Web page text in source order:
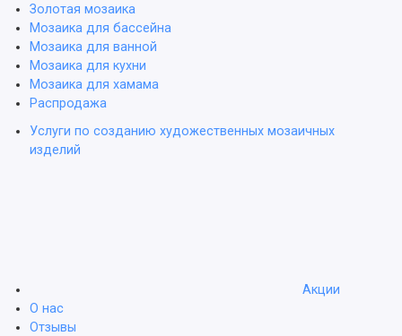
Золотая мозаика
Мозаика для бассейна
Мозаика для ванной
Мозаика для кухни
Мозаика для хамама
Распродажа
Услуги по созданию художественных мозаичных
изделий
Акции
О нас
Отзывы